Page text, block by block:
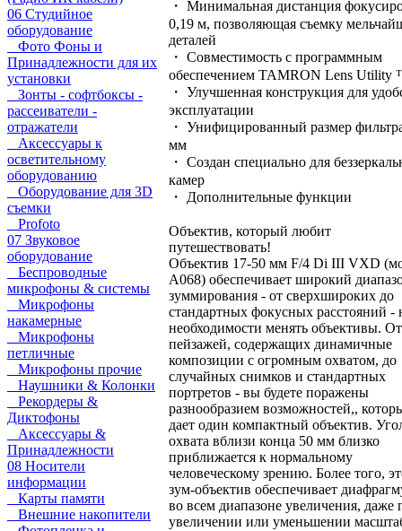
06 Студийное
оборудование
Фото Фоны и
Принадлежности для их
установки
Зонты - софтбоксы -
рассеиватели -
отражатели
Аксессуары к
осветительному
оборудованию
Оборудование для 3D
съемки
Profoto
07 Звуковое
оборудование
Беспроводные
микрофоны & системы
Микрофоны
накамерные
Микрофоны
петличные
Микрофоны прочие
Наушники & Колонки
Рекордеры &
Диктофоны
Аксессуары &
Принадлежности
08 Носители
информации
Карты памяти
Внешние накопители
・ Минимальная дистанция
0,19 м, позволяющая съемку
деталей
・ Совместимость с программным
обеспечением TAMRON Lens Utility
・ Улучшенная конструкция для
эксплуатации
・ Унифицированный размер
мм
・ Создан специально для
камер
・ Дополнительные функции
Объектив, который любит
путешествовать!
Объектив 17-50 мм F/4 Di III VXD
A068) обеспечивает широкий
зуммирования - от сверхшироких до
стандартных фокусных расстояний -
необходимости менять объективы. От
пейзажей, содержащих динамичные
композиции с огромным охватом, до
случайных снимков и стандартных
портретов - вы будете поражены
разнообразием возможностей,,
дает один компактный объектив.
охвата вблизи конца 50 мм близко
приближается к нормальному
человеческому зрению. Более того,
зум-объектив обеспечивает
во всем диапазоне увеличения, даже
увеличении или уменьшении